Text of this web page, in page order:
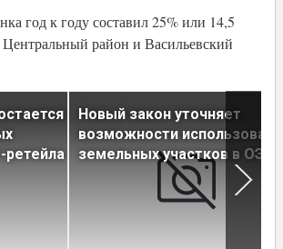
год к году составил 25% или 14,5
район и Васильевский
Новый закон уточняет
возможности использования
земельных участков в ОЭЗ